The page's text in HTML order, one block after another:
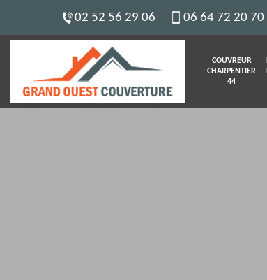
02 52 56 29 06 06 64 72 20 70
COUVREUR
CHARPENTIER
44